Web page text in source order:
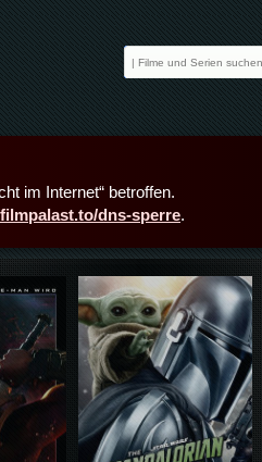
im Internet“ betroffen.
dns-sperre.
Details,Play